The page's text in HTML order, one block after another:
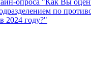
опроса "Как Вы
по
2024 году?"